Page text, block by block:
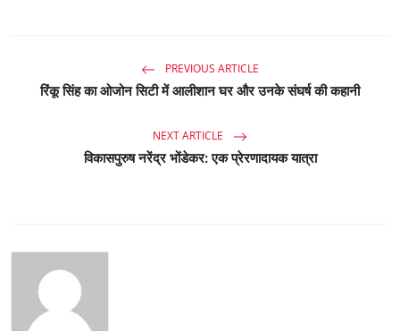
PREVIOUS ARTICLE
रिंकू सिंह का ओजोन सिटी में आलीशान घर और उनके संघर्ष की कहानी
NEXT ARTICLE
विकासपुरुष नरेंद्र भोंडेकर: एक प्रेरणादायक यात्रा